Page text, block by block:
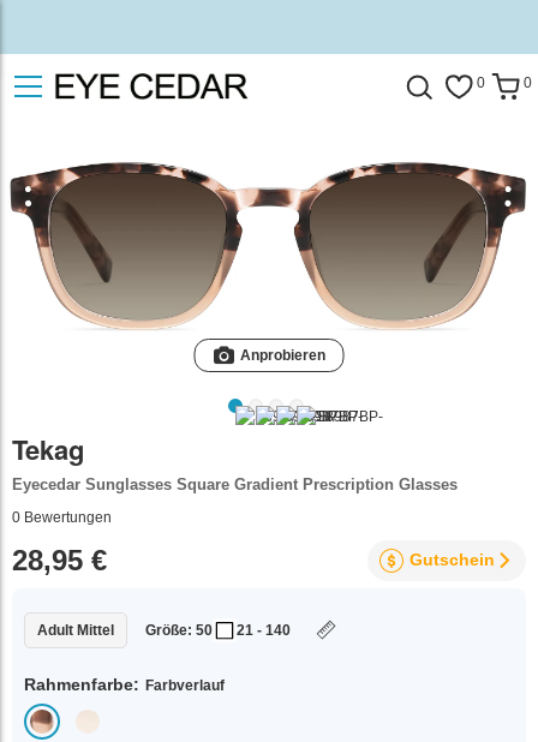
0 0
Anprobieren
Tekag
Eyecedar Sunglasses Square Gradient Prescription Glasses
0 Bewertungen
28,95 € Gutschein
Adult Mittel Größe: 50 21 - 140
Rahmenfarbe: Farbverlauf